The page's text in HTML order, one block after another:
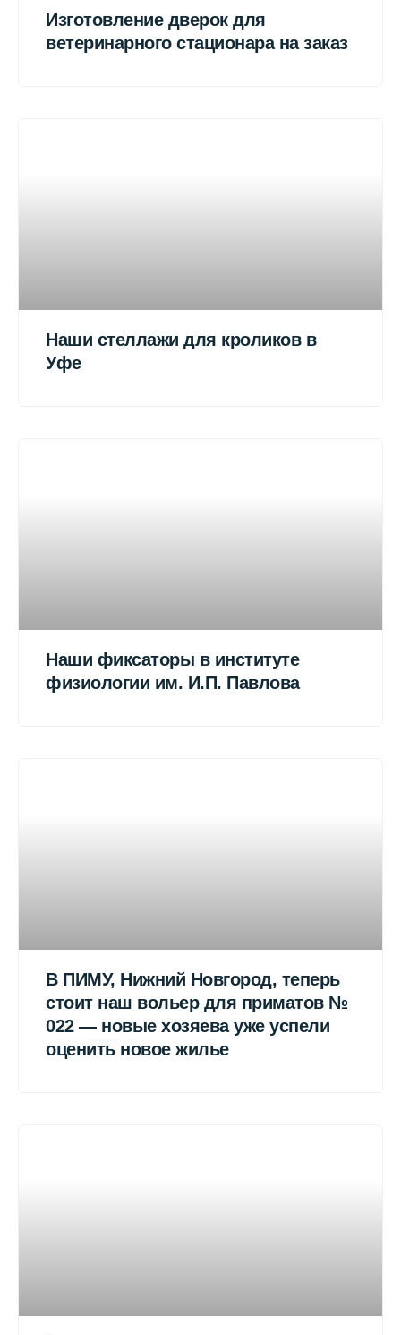
Изготовление дверок для
ветеринарного стационара на заказ
Наши стеллажи для кроликов в
Уфе
Наши фиксаторы в институте
физиологии им. И.П. Павлова
В ПИМУ, Нижний Новгород, теперь
стоит наш вольер для приматов №
022 — новые хозяева уже успели
оценить новое жилье